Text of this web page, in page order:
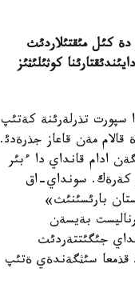
دة كئل مئقتئلاردئث
كوثئلئثئز
سپورت تذرلةرئنة كةتئپ
قالام مةن قاعاز جذرةدئ.
ادام قانداي دا ءبئر
كةرةك. سونداي-اق
بارئسئنئث»
بةيسةن
جئگئتتةردئث
قذمعا سئثگةندةي ةتئپ